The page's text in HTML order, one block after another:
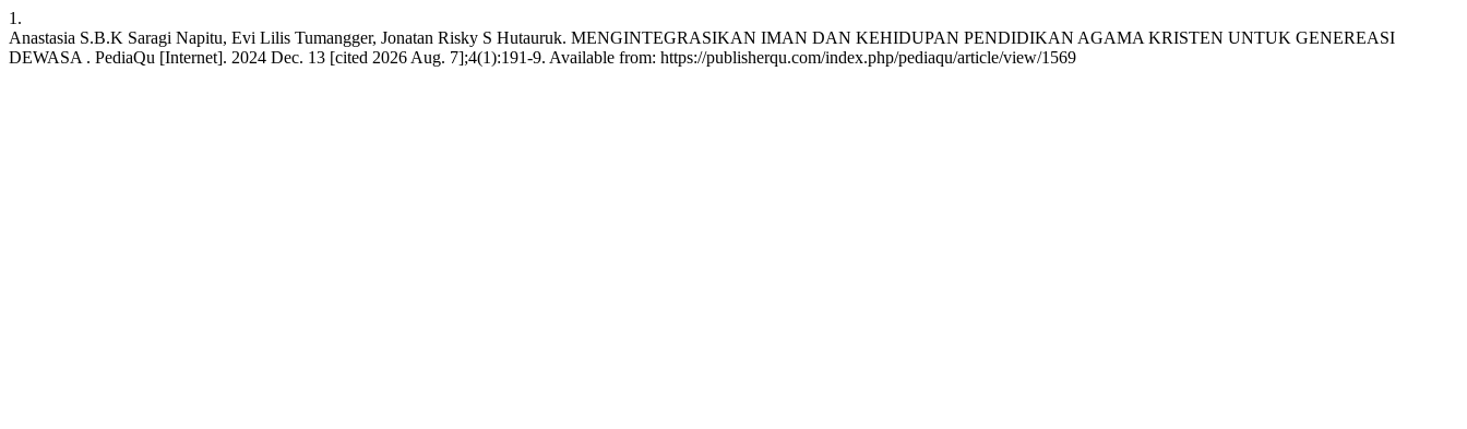
1.
Anastasia S.B.K Saragi Napitu, Evi Lilis Tumangger, Jonatan Risky S Hutauruk. MENGINTEGRASIKAN IMAN DAN KEHIDUPAN PENDIDIKAN AGAMA KRISTEN UNTUK GENEREASI
DEWASA . PediaQu [Internet]. 2024 Dec. 13 [cited 2026 Aug. 7];4(1):191-9. Available from: https://publisherqu.com/index.php/pediaqu/article/view/1569